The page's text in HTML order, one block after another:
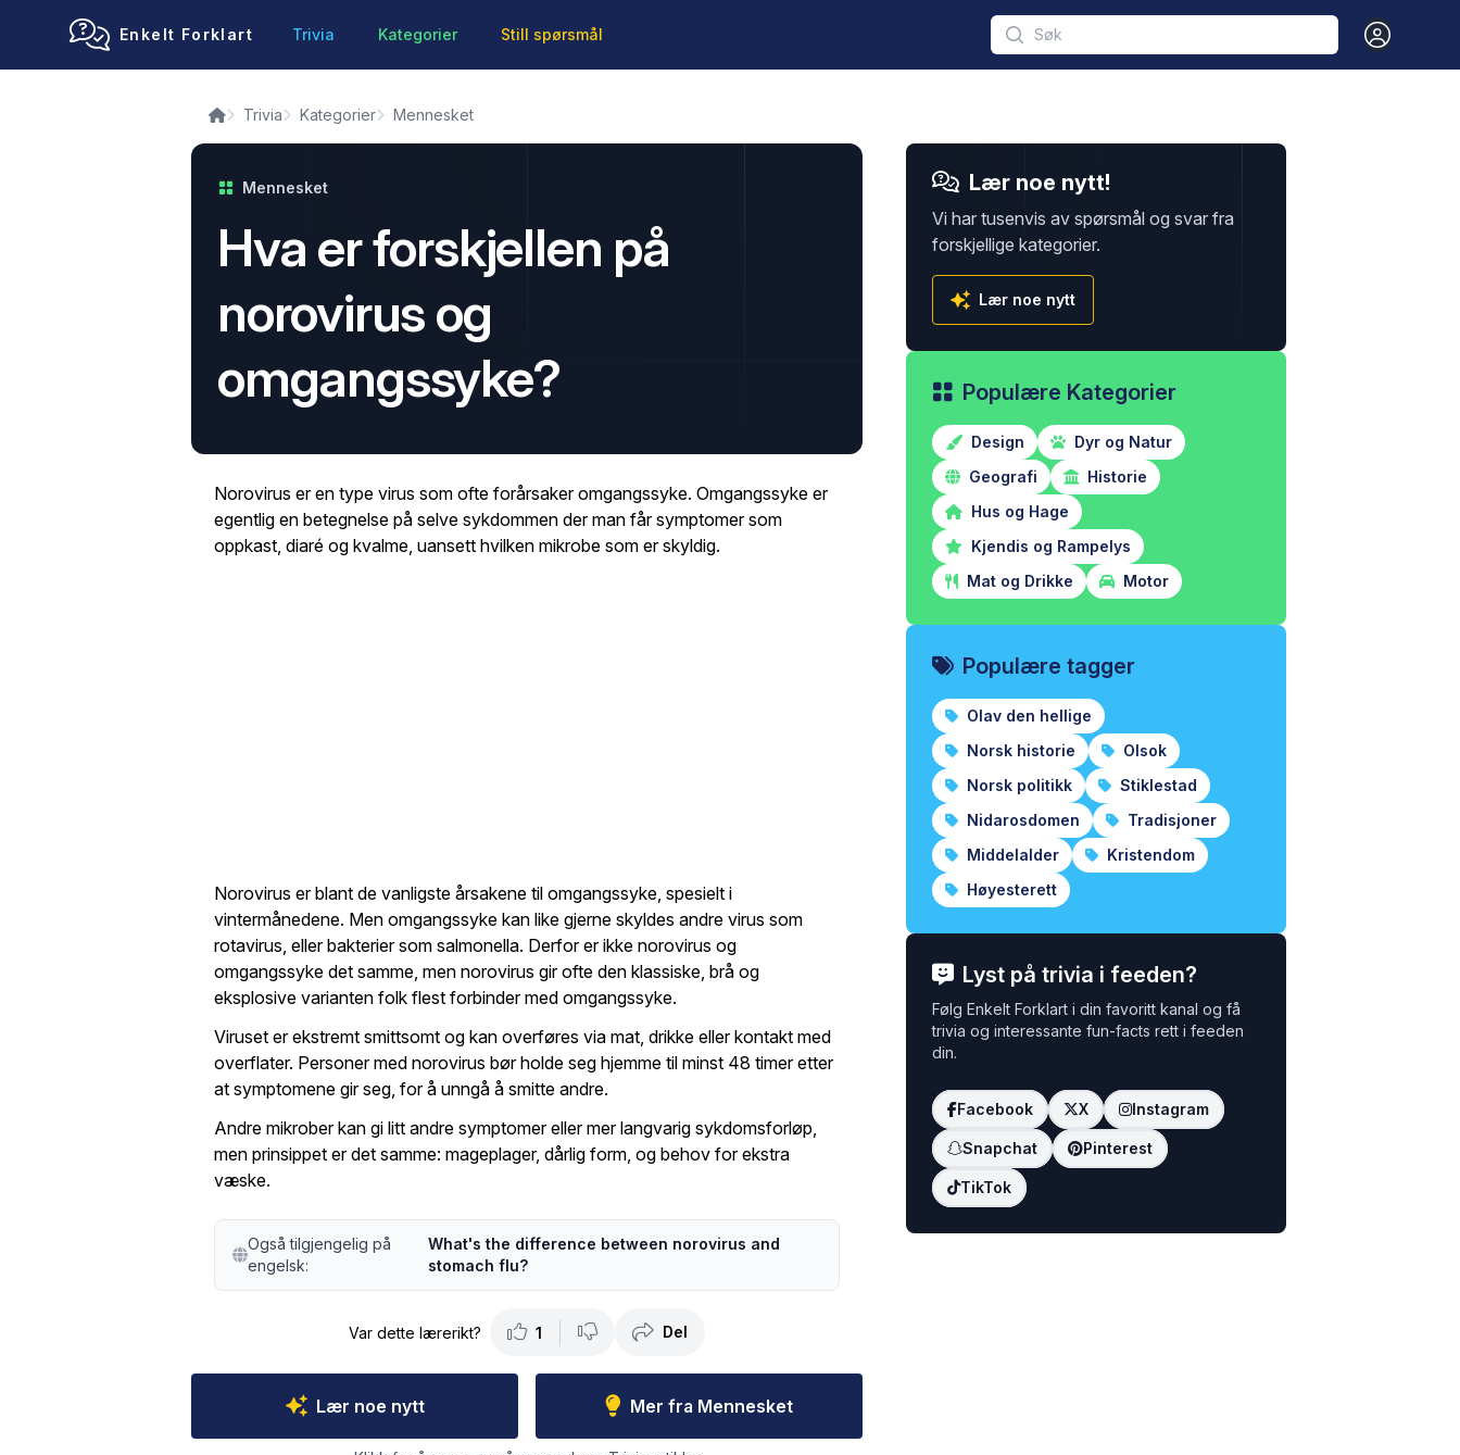
Enkelt Forklart Trivia Kategorier Still spørsmål Open user
Trivia Kategorier Mennesket
Mennesket
Hva er forskjellen på
norovirus og
omgangssyke?
Norovirus er en type virus som ofte forårsaker omgangssyke. Omgangssyke er
egentlig en betegnelse på selve sykdommen der man får symptomer som
oppkast, diaré og kvalme, uansett hvilken mikrobe som er skyldig.
Norovirus er blant de vanligste årsakene til omgangssyke, spesielt i
vintermånedene. Men omgangssyke kan like gjerne skyldes andre virus som
rotavirus, eller bakterier som salmonella. Derfor er ikke norovirus og
omgangssyke det samme, men norovirus gir ofte den klassiske, brå og
eksplosive varianten folk flest forbinder med omgangssyke.
Viruset er ekstremt smittsomt og kan overføres via mat, drikke eller kontakt med
overflater. Personer med norovirus bør holde seg hjemme til minst 48 timer etter
at symptomene gir seg, for å unngå å smitte andre.
Andre mikrober kan gi litt andre symptomer eller mer langvarig sykdomsforløp,
men prinsippet er det samme: mageplager, dårlig form, og behov for ekstra
væske.
Også tilgjengelig på
engelsk:
What's the difference between norovirus and
stomach flu?
Var dette lærerikt? 1 Del
Lær noe nytt Mer fra Mennesket
Lær noe nytt!
Vi har tusenvis av spørsmål og svar fra
forskjellige kategorier.
Lær noe nytt
Populære Kategorier
Design
Dyr og Natur
Geografi
Historie
Hus og Hage
Kjendis og Rampelys
Mat og Drikke
Motor
Populære tagger
Olav den hellige
Norsk historie
Olsok
Norsk politikk
Stiklestad
Nidarosdomen
Tradisjoner
Middelalder
Kristendom
Høyesterett
Lyst på trivia i feeden?
Følg Enkelt Forklart i din favoritt kanal og få
trivia og interessante fun-facts rett i feeden
din.
Facebook X Instagram
Snapchat Pinterest
TikTok